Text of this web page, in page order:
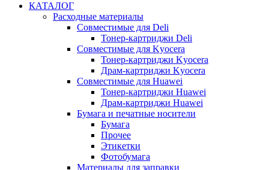
КАТАЛОГ
Расходные материалы
Совместимые для Deli
Тонер-картриджи Deli
Совместимые для Kyocera
Тонер-картриджи Kyocera
Драм-картриджи Kyocera
Совместимые для Huawei
Тонер-картриджи Huawei
Драм-картриджи Huawei
Бумага и печатные носители
Бумага
Прочее
Этикетки
Фотобумага
Материалы для заправки